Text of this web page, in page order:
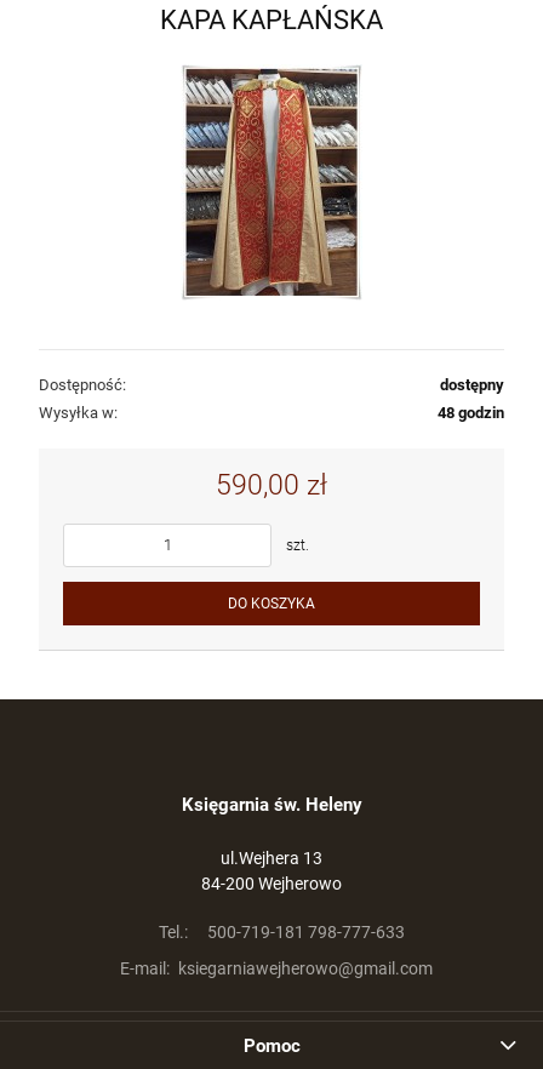
KAPA KAPŁAŃSKA
Dostępność:
dostępny
Wysyłka w:
48 godzin
590,00 zł
szt.
DO KOSZYKA
Księgarnia św. Heleny
ul.Wejhera 13
84-200 Wejherowo
Tel.:
500-719-181 798-777-633
E-mail: ksiegarniawejherowo@gmail.com
Pomoc